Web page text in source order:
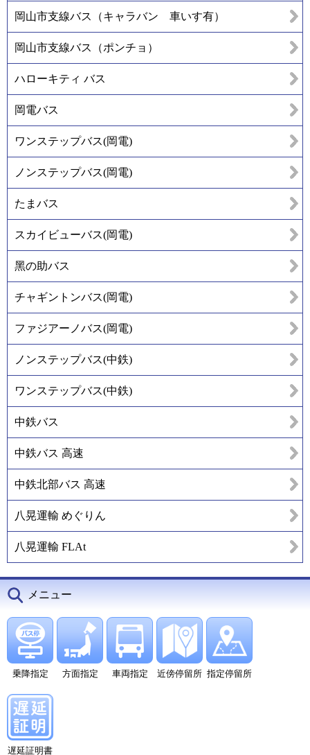
岡山市支線バス（キャラバン 車いす有）
岡山市支線バス（ポンチョ）
ハローキティ バス
岡電バス
ワンステップバス(岡電)
ノンステップバス(岡電)
たまバス
スカイビューバス(岡電)
黑の助バス
チャギントンバス(岡電)
ファジアーノバス(岡電)
ノンステップバス(中鉄)
ワンステップバス(中鉄)
中鉄バス
中鉄バス 高速
中鉄北部バス 高速
八晃運輸 めぐりん
八晃運輸 FLAt
メニュー
乗降指定 方面指定 車両指定 近傍停留所 指定停留所
遅延証明書